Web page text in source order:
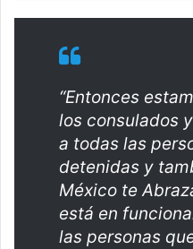
“Entonces
los consulados
a todas las
detenidas y
México te
está en
las personas